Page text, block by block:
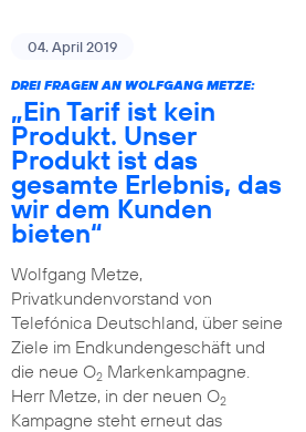
04. April 2019
DREI FRAGEN AN WOLFGANG METZE:
„Ein Tarif ist kein
Produkt. Unser
Produkt ist das
gesamte Erlebnis, das
wir dem Kunden
bieten“
Wolfgang Metze,
Privatkundenvorstand von
Telefónica Deutschland, über seine
Ziele im Endkundengeschäft und
die neue O2Markenkampagne.
Herr Metze, in der neuen O2
Kampagne steht erneut das